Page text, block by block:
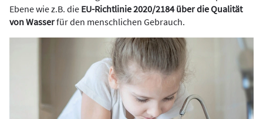
Ebene wie z.B. die EU-Richtlinie 2020/2184 über die Qualität
von Wasserfür den menschlichen Gebrauch.